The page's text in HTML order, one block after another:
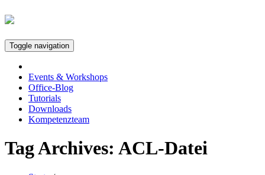
Toggle navigation
Events & Workshops
Office-Blog
Tutorials
Downloads
Kompetenzteam
Tag Archives: ACL-Datei